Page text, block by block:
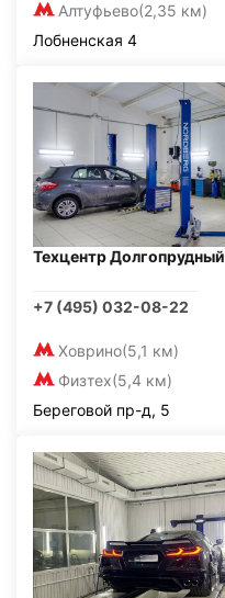
Алтуфьево(2,35 км)
Лобненская 4
Техцентр Долгопрудный
+7 (495) 032-08-22
Ховрино(5,1 км)
Физтех(5,4 км)
Береговой пр-д, 5